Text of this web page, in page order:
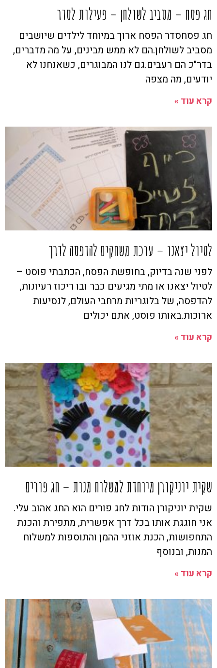
חג פסח – מסביב לשולחן – פעילות לסדר
חג פסחסדר הפסח ארוך במיוחד לילדים שיושבים
מסביב לשולחן.הם לא ממש מבינים, על מה מדברים,
בדר"כ הם רעבים.גם לנו המבוגרים, כשאנחנו לא
יודעים, מה מצפה
קרא עוד »
לטיול יצאנו – ערכת משחקים להדפסה לדרך
לפני שנה בדיוק, בחופשת הפסח, הכתבתי פוסט –
לטיול יצאנו או מתי מגיעים כבר ובו ריכוז רעיונות,
להדפסה, של בלוגריות מרחבי העולם, לנסיעות
ארוכות.באותו פוסט, אתם יכולים
קרא עוד »
שקית יוניקורן מיוחדת למשלוח מנות – חג פורים
שקית יוניקורן הודות לחג פורים הוא החג אהוב עלי.
אני חוגגת אותו בכל דרך אפשרית, מתפירת והכנת
התחפושות, הכנת אוזני ההמן והתוספות למשלוח
המנות, ובנוסף
קרא עוד »